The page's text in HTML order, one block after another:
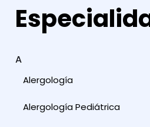
A
Alergología
Alergología Pediátrica